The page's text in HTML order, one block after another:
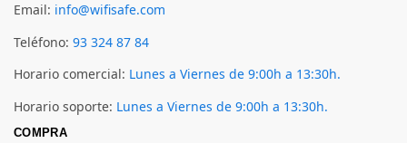
Email: info@wifisafe.com
Teléfono: 93 324 87 84
Horario comercial: Lunes a Viernes de 9:00h a 13:30h.
Horario soporte: Lunes a Viernes de 9:00h a 13:30h.
COMPRA